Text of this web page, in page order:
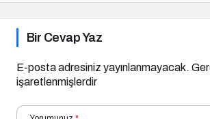
Bir Cevap Yaz
E-posta adresiniz yayınlanmayacak.
işaretlenmişlerdir